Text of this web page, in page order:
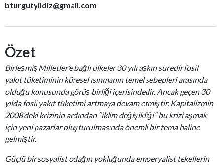
bturgutyildiz@gmail.com
Özet
Birleşmiş Milletler’e bağlı ülkeler 30 yılı aşkın süredir fosil
yakıt tüketiminin küresel ısınmanın temel sebepleri arasında
olduğu konusunda görüş birliği içerisindedir. Ancak geçen 30
yılda fosil yakıt tüketimi artmaya devam etmiştir. Kapitalizmin
2008’deki krizinin ardından “iklim değişikliği” bu krizi aşmak
için yeni pazarlar oluşturulmasında önemli bir tema haline
gelmiştir.
Güçlü bir sosyalist odağın yokluğunda emperyalist tekellerin